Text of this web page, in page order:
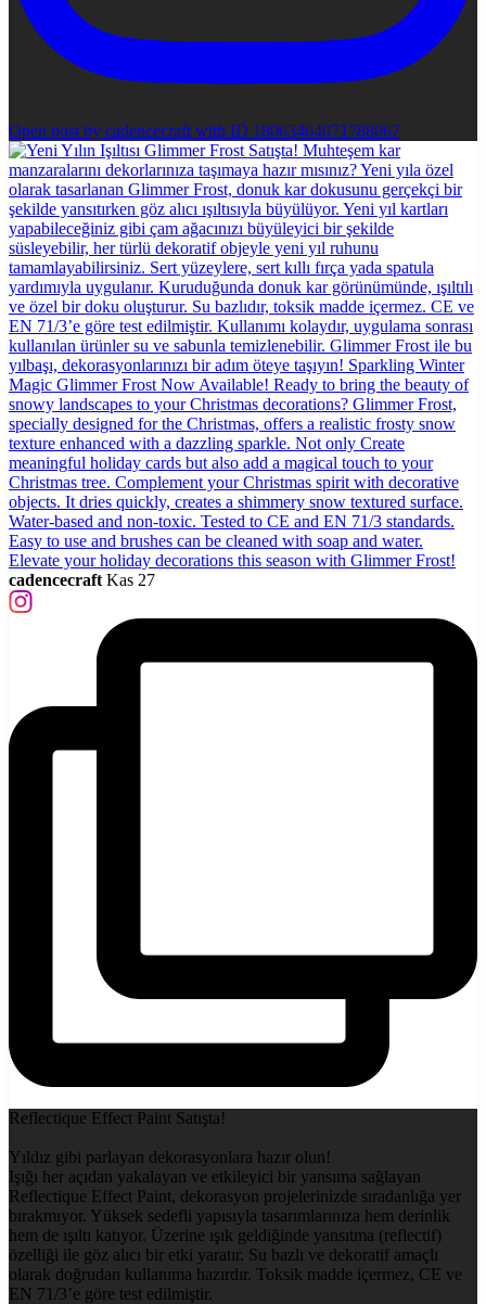
Open post by cadencecraft with ID 18063464071788067
cadencecraft Kas 27
Reflectique Effect Paint Satışta!
Yıldız gibi parlayan dekorasyonlara hazır olun!
Işığı her açıdan yakalayan ve etkileyici bir yansıma sağlayan
Reflectique Effect Paint, dekorasyon projelerinizde sıradanlığa yer
bırakmıyor. Yüksek sedefli yapısıyla tasarımlarınıza hem derinlik
hem de ışıltı katıyor. Üzerine ışık geldiğinde yansıtma (reflectif)
özelliği ile göz alıcı bir etki yaratır. Su bazlı ve dekoratif amaçlı
olarak doğrudan kullanıma hazırdır. Toksik madde içermez, CE ve
EN 71/3’e göre test edilmiştir.